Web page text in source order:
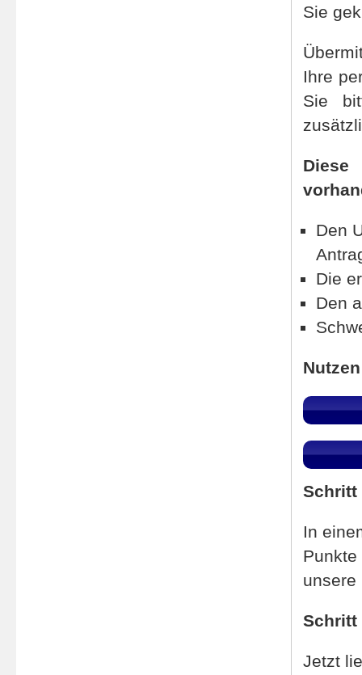
Sie
Ihre
Sie
Diese
Den
Die
Den
Schritt
In
unsere
Schritt
Jetzt